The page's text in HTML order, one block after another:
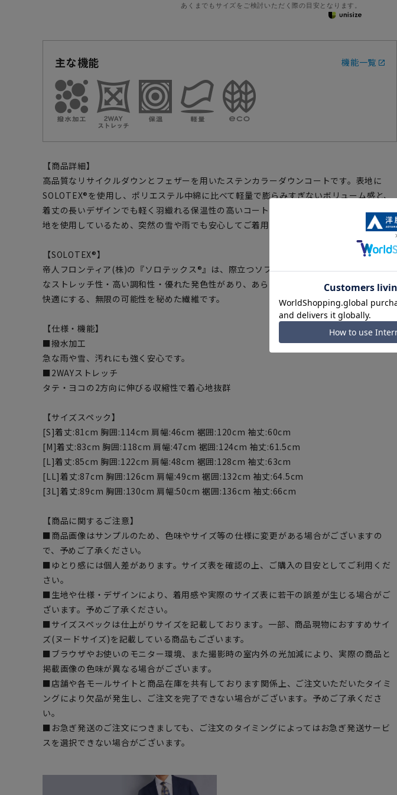
あくまでもサイズをご検討いただく際の目安となります。
主な機能 機能一覧
【商品詳細】
高品質なリサイクルダウンとフェザーを用いたステンカラーダウンコートです。表地に
SOLOTEX®を使用し、ポリエステル中綿に比べて軽量で膨らみすぎないボリューム感と、
着丈の長いデザインでも軽く羽織れる保温性の高いコートに仕上がりました。撥水加工生
地を使用しているため、突然の雪や雨でも安心してご着用いただけるオススメの1着です。
【SOLOTEX®】
帝人フロンティア(株)の『ソロテックス®』は、際立つソフト感・優れた形態回復性・軽快
なストレッチ性・高い調和性・優れた発色性があり、あらゆるものの着心地や使い心地を
快適にする、無限の可能性を秘めた繊維です。
【仕様・機能】
■撥水加工
急な雨や雪、汚れにも強く安心です。
■2WAYストレッチ
タテ・ヨコの2方向に伸びる収縮性で着心地抜群
【サイズスペック】
[S]着丈:81cm 胸囲:114cm 肩幅:46cm 裾囲:120cm 袖丈:60cm
[M]着丈:83cm 胸囲:118cm 肩幅:47cm 裾囲:124cm 袖丈:61.5cm
[L]着丈:85cm 胸囲:122cm 肩幅:48cm 裾囲:128cm 袖丈:63cm
[LL]着丈:87cm 胸囲:126cm 肩幅:49cm 裾囲:132cm 袖丈:64.5cm
[3L]着丈:89cm 胸囲:130cm 肩幅:50cm 裾囲:136cm 袖丈:66cm
【商品に関するご注意】
■商品画像はサンプルのため、色味やサイズ等の仕様に変更がある場合がございますの
で、予めご了承ください。
■ゆとり感には個人差があります。サイズ表を確認の上、ご購入の目安としてご利用くだ
さい。
■生地や仕様・デザインにより、着用感や実際のサイズ表に若干の誤差が生じる場合がご
ざいます。予めご了承ください。
■サイズスペックは仕上がりサイズを記載しております。一部、商品現物におすすめサイ
ズ(ヌードサイズ)を記載している商品もございます。
■ブラウザやお使いのモニター環境、また撮影時の室内外の光加減により、実際の商品と
掲載画像の色味が異なる場合がございます。
■店舗や各モールサイトと商品在庫を共有しております関係上、ご注文いただいたタイミ
ングにより欠品が発生し、ご注文を完了できない場合がございます。予めご了承くださ
い。
■お急ぎ発送のご注文につきましても、ご注文のタイミングによってはお急ぎ発送サービ
スを選択できない場合がございます。